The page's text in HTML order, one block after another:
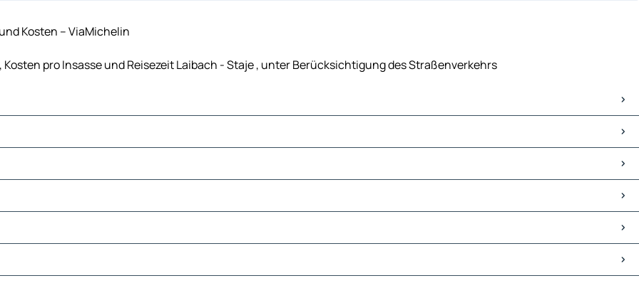
Kosten – ViaMichelin
pro Insasse und Reisezeit Laibach - Staje , unter Berücksichtigung des Straßenverkehrs